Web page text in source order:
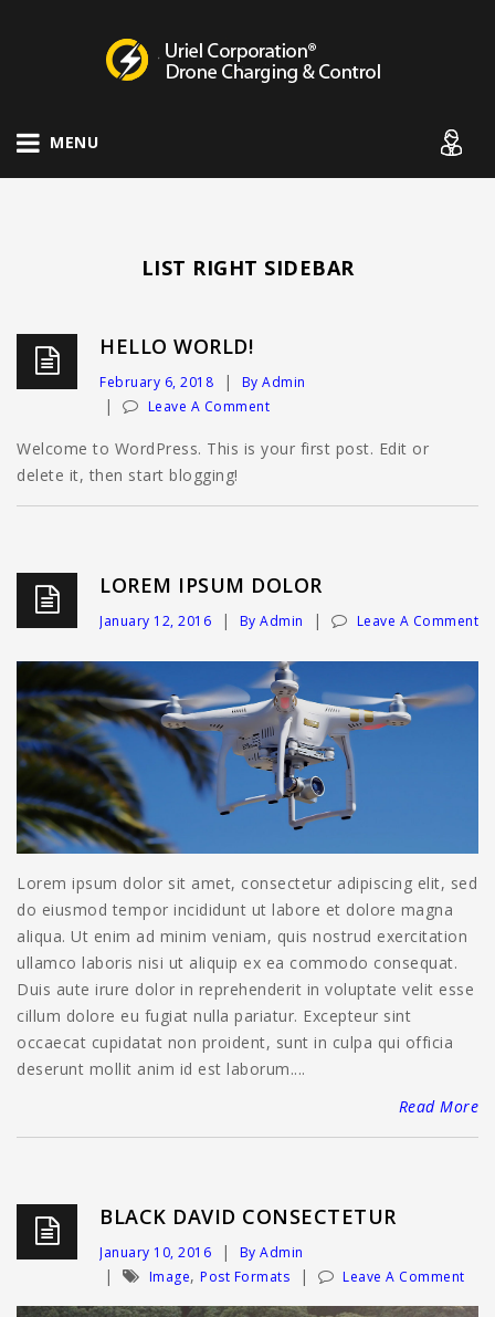
MENU
LIST RIGHT SIDEBAR
HELLO WORLD!
February 6, 2018
By Admin
Leave A Comment
Welcome to WordPress. This is your first post. Edit or
delete it, then start blogging!
LOREM IPSUM DOLOR
January 12, 2016 By Admin Leave A Comment
Lorem ipsum dolor sit amet, consectetur adipiscing elit, sed
do eiusmod tempor incididunt ut labore et dolore magna
aliqua. Ut enim ad minim veniam, quis nostrud exercitation
ullamco laboris nisi ut aliquip ex ea commodo consequat.
Duis aute irure dolor in reprehenderit in voluptate velit esse
cillum dolore eu fugiat nulla pariatur. Excepteur sint
occaecat cupidatat non proident, sunt in culpa qui officia
deserunt mollit anim id est laborum....
Read More
BLACK DAVID CONSECTETUR
January 10, 2016
By Admin
Image, Post Formats Leave A Comment